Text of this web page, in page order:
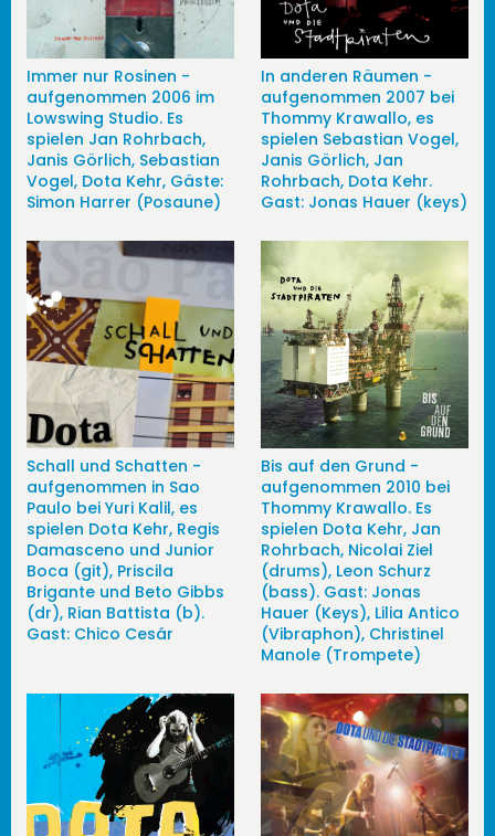
Immer nur Rosinen -
aufgenommen 2006 im
Lowswing Studio. Es
spielen Jan Rohrbach,
Janis Görlich, Sebastian
Vogel, Dota Kehr, Gäste:
Simon Harrer (Posaune)
In anderen Räumen -
aufgenommen 2007 bei
Thommy Krawallo, es
spielen Sebastian Vogel,
Janis Görlich, Jan
Rohrbach, Dota Kehr.
Gast: Jonas Hauer (keys)
Schall und Schatten -
aufgenommen in Sao
Paulo bei Yuri Kalil, es
spielen Dota Kehr, Regis
Damasceno und Junior
Boca (git), Priscila
Brigante und Beto Gibbs
(dr), Rian Battista (b).
Gast: Chico Cesár
Bis auf den Grund -
aufgenommen 2010 bei
Thommy Krawallo. Es
spielen Dota Kehr, Jan
Rohrbach, Nicolai Ziel
(drums), Leon Schurz
(bass). Gast: Jonas
Hauer (Keys), Lilia Antico
(Vibraphon), Christinel
Manole (Trompete)